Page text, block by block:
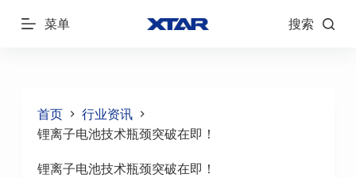
跳
菜单 搜索
首页
行业资讯
锂离子电池技术瓶颈突破在即！
锂离子电池技术瓶颈突破在即！